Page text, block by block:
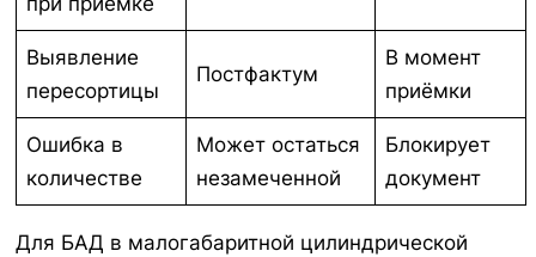
Выявление
пересортицы
Постфактум
В момент
приёмки
Ошибка в
количестве
Может остаться
незамеченной
Блокирует
документ
Для БАД в малогабаритной цилиндрической